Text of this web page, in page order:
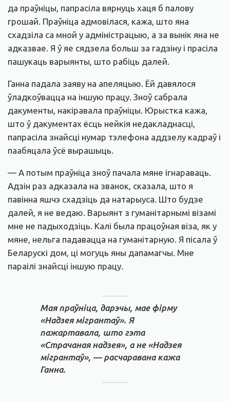
да праўніцы, папрасіла вярнуць хаця б палову
грошай. Праўніца адмовілася, кажа, што яна
схадзіла са мной у адміністрацыю, а за вынік яна не
адказвае. Я ў яе сядзела больш за гадзіну і прасіла
пашукаць варыянты, што рабіць далей.
Ганна падала заяву на апеляцыю. Ёй давялося
ўладкоўвацца на іншую працу. Зноў сабрала
дакументы, накіравала праўніцы. Юрыстка кажа,
што ў дакументах ёсць нейкія недакладнасці,
папрасіла знайсці нумар тэлефона аддзелу кадраў і
паабяцала ўсё вырашыць.
— А потым праўніца зноў пачала мяне ігнараваць.
Адзін раз адказала на званок, сказала, што я
павінна яшчэ схадзіць да натарыуса. Што будзе
далей, я не ведаю. Варыянт з гуманітарнымі візамі
мне не падыходзіць. Калі была працоўная віза, як у
мяне, нельга падавацца на гуманітарную. Я пісала ў
Беларускі дом, ці могуць яны дапамагчы. Мне
параілі знайсці іншую працу.
Мая праўніца, дарэчы, мае фірму
«Надзея мігрантаў». Я
пажартавала, што гэта
«Страчаная надзея», а не «Надзея
мігрантаў», — расчаравана кажа
Ганна.